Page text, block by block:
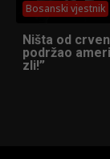
Bosanski vjestnik
Ništa od
podržao
zli!”